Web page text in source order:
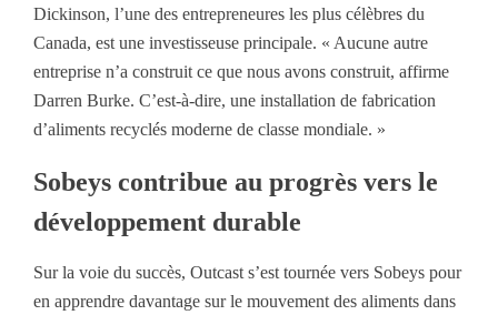
Dickinson, l’une des entrepreneures les plus célèbres du
Canada, est une investisseuse principale. « Aucune autre
entreprise n’a construit ce que nous avons construit, affirme
Darren Burke. C’est-à-dire, une installation de fabrication
d’aliments recyclés moderne de classe mondiale. »
Sobeys contribue au progrès vers le
développement durable
Sur la voie du succès, Outcast s’est tournée vers Sobeys pour
en apprendre davantage sur le mouvement des aliments dans